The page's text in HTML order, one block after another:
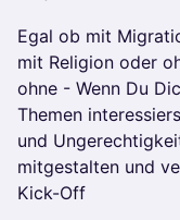
Egal ob mit
mit Religion oder
ohne - Wenn Du
Themen
und
mitgestalten und
Kick-Off